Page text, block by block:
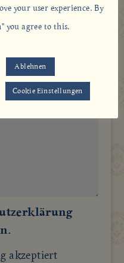
akzeptiert
your user experience. By
you agree to this.
Ablehnen
Cookie Einstellungen